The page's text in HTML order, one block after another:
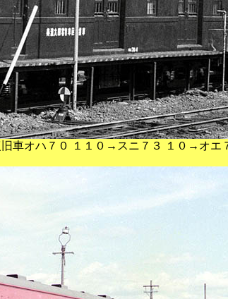
車オハ７０ １１０→スニ７３ １０→オエ